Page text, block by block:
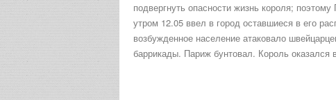
подвергнуть опасности жизнь короля;
утром 12.05 ввел в город оставшиеся в его
возбужденное население атаковало
баррикады. Париж бунтовал. Король оказался